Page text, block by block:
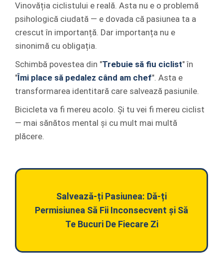
Vinovăția ciclistului e reală. Asta nu e o problemă
psihologică ciudată — e dovada că pasiunea ta a
crescut în importanță. Dar importanța nu e
sinonimă cu obligația.
Schimbă povestea din "Trebuie să fiu ciclist" în
"Îmi place să pedalez când am chef". Asta e
transformarea identitară care salvează pasiunile.
Bicicleta va fi mereu acolo. Și tu vei fi mereu ciclist
— mai sănătos mental și cu mult mai multă
plăcere.
Salvează-ți Pasiunea: Dă-ți
Permisiunea Să Fii Inconsecvent și Să
Te Bucuri De Fiecare Zi